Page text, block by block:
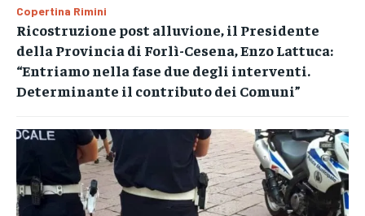
Copertina Rimini
Ricostruzione post alluvione, il Presidente
della Provincia di Forlì-Cesena, Enzo Lattuca:
“Entriamo nella fase due degli interventi.
Determinante il contributo dei Comuni”